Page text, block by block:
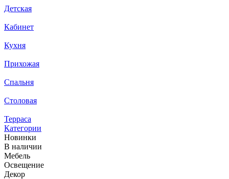
Детская
Кабинет
Кухня
Прихожая
Спальня
Столовая
Терраса
Категории
Новинки
В наличии
Мебель
Освещение
Декор